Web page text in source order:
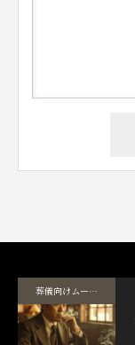
葬儀向けムービーテンプレート